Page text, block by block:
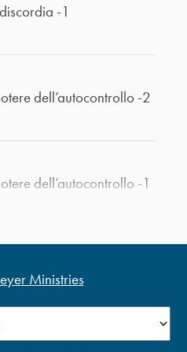
-1
dell’autocontrollo -2
dell’autocontrollo -1
di essere eccellente -2